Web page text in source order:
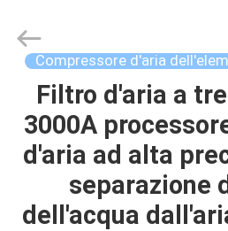
CASA
PRODOTTI
VIDEO
Rights
Reserved.
Developed
Compressore d'aria
Filtro d'aria a
3000A
d'aria ad alta
separazione
dell'acqua